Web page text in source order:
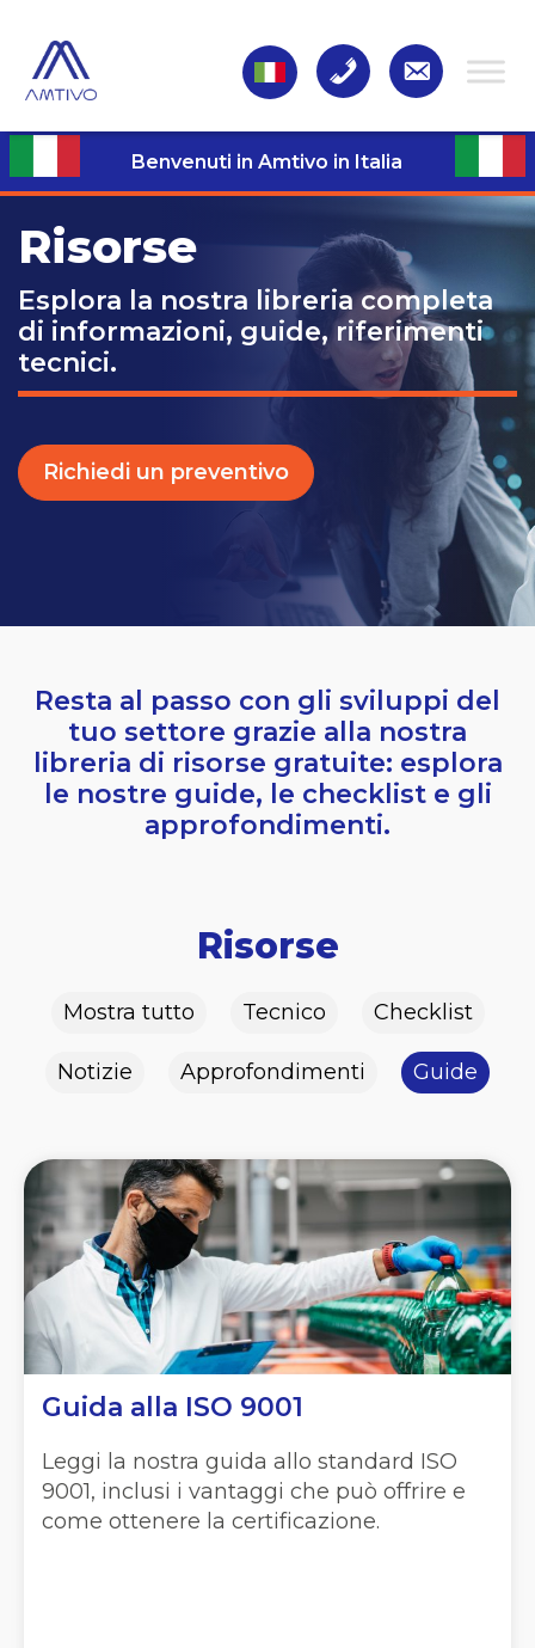
Benvenuti in Amtivo in Italia
Risorse
Esplora la nostra libreria completa
di informazioni, guide, riferimenti
tecnici.
Richiedi un preventivo
Resta al passo con gli sviluppi del
tuo settore grazie alla nostra
libreria di risorse gratuite: esplora
le nostre guide, le checklist e gli
approfondimenti.
Risorse
Mostra tutto Tecnico Checklist
Notizie Approfondimenti Guide
Guida alla ISO 9001
Leggi la nostra guida allo standard ISO
9001, inclusi i vantaggi che può offrire e
come ottenere la certificazione.